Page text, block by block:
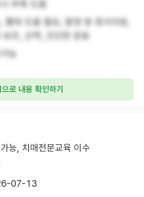
시 부축 도움
, 빨래 도움 필요, 말벗 등 정서지원,
보조, 산책, 간단한 운동
가능
으로 내용 확인하기
능, 치매전문교육 이수
07-13